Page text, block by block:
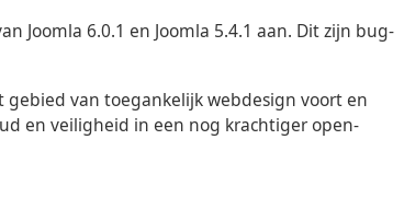
Joomla 6.0.1 en Joomla 5.4.1 aan. Dit zijn bug-
gebied van toegankelijk webdesign voort en
en veiligheid in een nog krachtiger open-